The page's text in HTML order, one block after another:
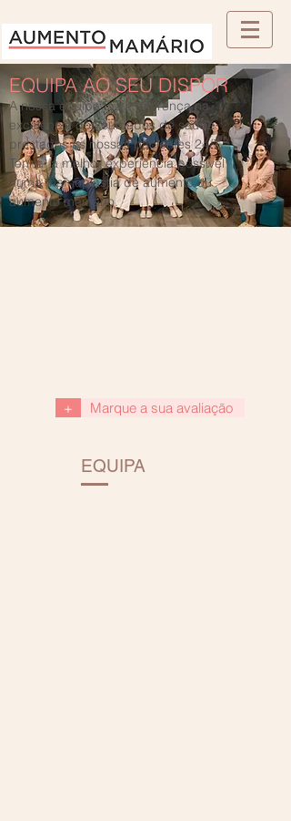
EQUIPA AO SEU DISPOR
A nossa equipa faz a diferença na
excelência dos cuidados de saúde
prestados às nossas pacientes 24/7.
Tenha a melhor experiência possível
numa mamoplastia de aumento ou
aumento mamário.
+ Marque a sua avaliação
EQUIPA